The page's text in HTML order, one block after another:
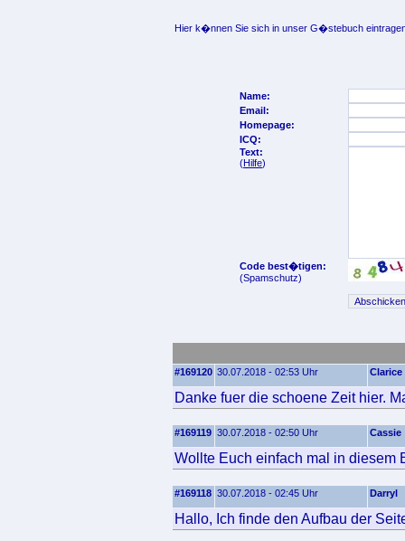
Hier k�nnen Sie sich in unser G�stebuch
Name:
Email:
Homepage:
ICQ:
Text:
(Hilfe)
Code best�tigen:
(Spamschutz)
#169120 30.07.2018 - 02:53 Uhr Clarice
Danke fuer die schoene Zeit hier.
#169119 30.07.2018 - 02:50 Uhr Cassie
Wollte Euch einfach mal in diesem
#169118 30.07.2018 - 02:45 Uhr Darryl
Hallo, Ich finde den Aufbau der